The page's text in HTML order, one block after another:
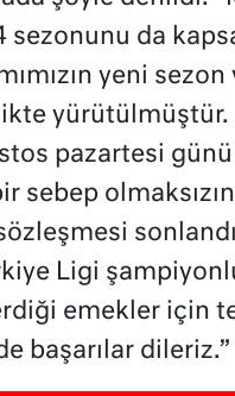
da
yeni sezon
yürütülmüştür.
pazartesi
sebep
Ligi
emekler için
başarılar dileriz.”